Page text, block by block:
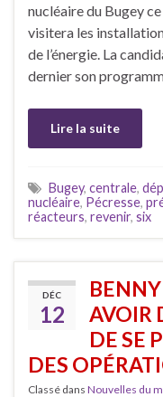
nucléaire du Bugey
visitera les
de l’énergie. La
dernier son
Lire la suite
Bugey, centrale,
nucléaire, Pécresse,
réacteurs, revenir, six
DÉC
12
AVOIR
DE SE
DES
Classé dans Nouvelles du